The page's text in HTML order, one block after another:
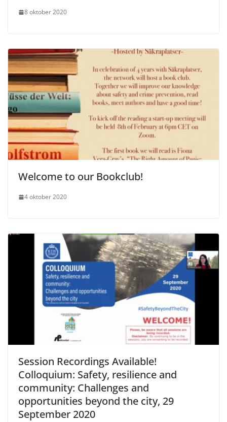
8 oktober 2020
Welcome to our Bookclub!
4 oktober 2020
Session Recordings Available!
Colloquium: Safety, resilience and
community: Challenges and
opportunities beyond the city, 29
September 2020